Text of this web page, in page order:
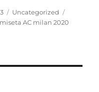
Categorías
Uncategorized
AC milan 2020